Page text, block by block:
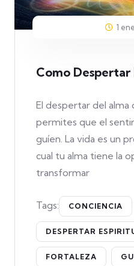
1
Como
El despertar del alma
permites que el
guíen. La vida es un
cual tu alma tiene la
transformar
Tags: CONCIENCIA
DESPERTAR
FORTALEZA